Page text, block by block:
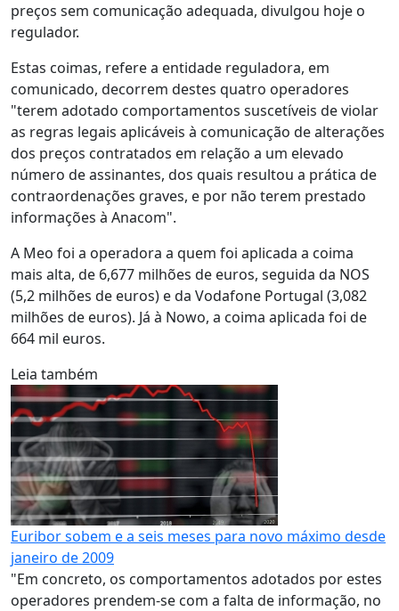
preços sem comunicação adequada, divulgou hoje o
regulador.
Estas coimas, refere a entidade reguladora, em
comunicado, decorrem destes quatro operadores
"terem adotado comportamentos suscetíveis de violar
as regras legais aplicáveis à comunicação de alterações
dos preços contratados em relação a um elevado
número de assinantes, dos quais resultou a prática de
contraordenações graves, e por não terem prestado
informações à Anacom".
A Meo foi a operadora a quem foi aplicada a coima
mais alta, de 6,677 milhões de euros, seguida da NOS
(5,2 milhões de euros) e da Vodafone Portugal (3,082
milhões de euros). Já à Nowo, a coima aplicada foi de
664 mil euros.
Leia também
Euribor sobem e a seis meses para novo máximo desde
janeiro de 2009
"Em concreto, os comportamentos adotados por estes
operadores prendem-se com a falta de informação, no